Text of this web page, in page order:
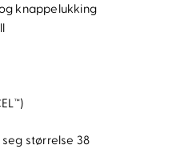
knappelukking
seg størrelse 38